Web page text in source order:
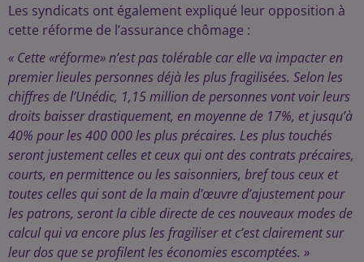
Les syndicats ont également expliqué leur opposition à
cette réforme de l’assurance chômage :
« Cette «réforme» n’est pas tolérable car elle va impacter en
premier lieules personnes déjà les plus fragilisées. Selon les
chiffres de l’Unédic, 1,15 million de personnes vont voir leurs
droits baisser drastiquement, en moyenne de 17%, et jusqu’à
40% pour les 400 000 les plus précaires. Les plus touchés
seront justement celles et ceux qui ont des contrats précaires,
courts, en permittence ou les saisonniers, bref tous ceux et
toutes celles qui sont de la main d’œuvre d’ajustement pour
les patrons, seront la cible directe de ces nouveaux modes de
calcul qui va encore plus les fragiliser et c’est clairement sur
leur dos que se profilent les économies escomptées. »